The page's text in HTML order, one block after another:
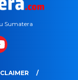
Sumatera